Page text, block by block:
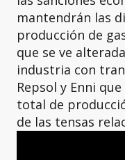
mantendrán las
producción de
que se ve
industria con
Repsol y Enni
total de
de las tensas